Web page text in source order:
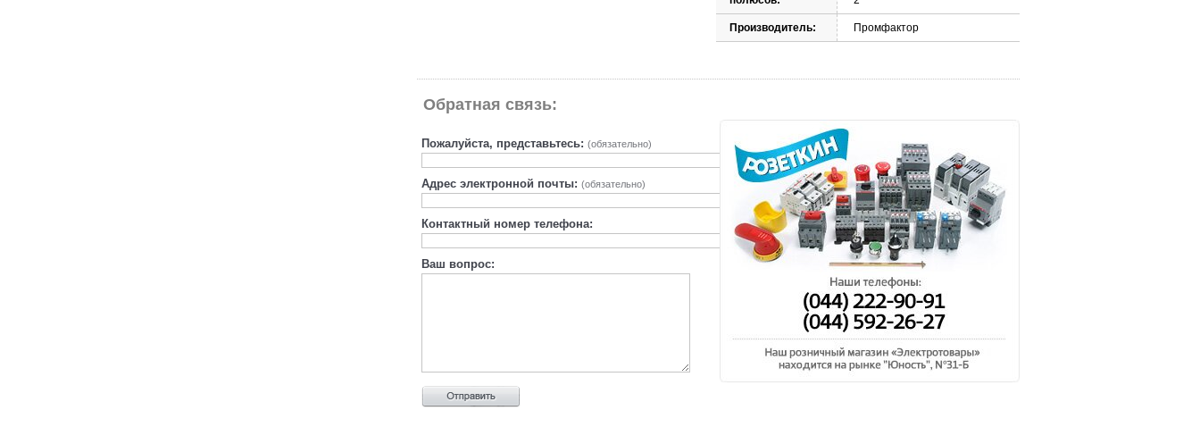
Производитель: Промфактор
Обратная связь:
Пожалуйста, представьтесь: (обязательно)
Адрес электронной почты: (обязательно)
Контактный номер телефона:
Ваш вопрос: